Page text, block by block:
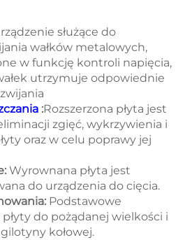
służące do
wałków metalowych,
w funkcję kontroli napięcia,
utrzymuje odpowiednie
:Rozszerzona płyta jest
zgięć, wykrzywienia i
oraz w celu poprawy jej
Wyrownana płyta jest
do urządzenia do cięcia.
Podstawowe
do pożądanej wielkości i
kołowej.